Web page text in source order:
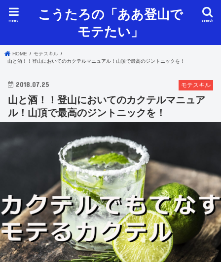
こうたろの「ああ登山で
モテたい」
search
menu
HOME
モテスキル
山と酒！！登山においてのカクテルマニュアル！山頂で最高のジントニックを！
モテスキル
2018.07.25
山と酒！！登山においてのカクテルマニュア
ル！山頂で最高のジントニックを！